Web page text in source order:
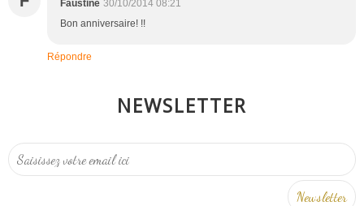
Faustine 30/10/2014 08:21
Bon anniversaire! !!
Répondre
NEWSLETTER